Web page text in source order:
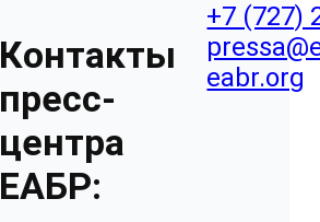
Контакты
пресс-
центра
ЕАБР:
+7 (727)
eabr.org